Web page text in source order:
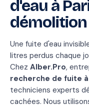
d'eau à
démolition
Une fuite d'eau
litres perdus chaque
Chez Alber.Pro,
recherche de fuite à
techniciens experts
cachées. Nous